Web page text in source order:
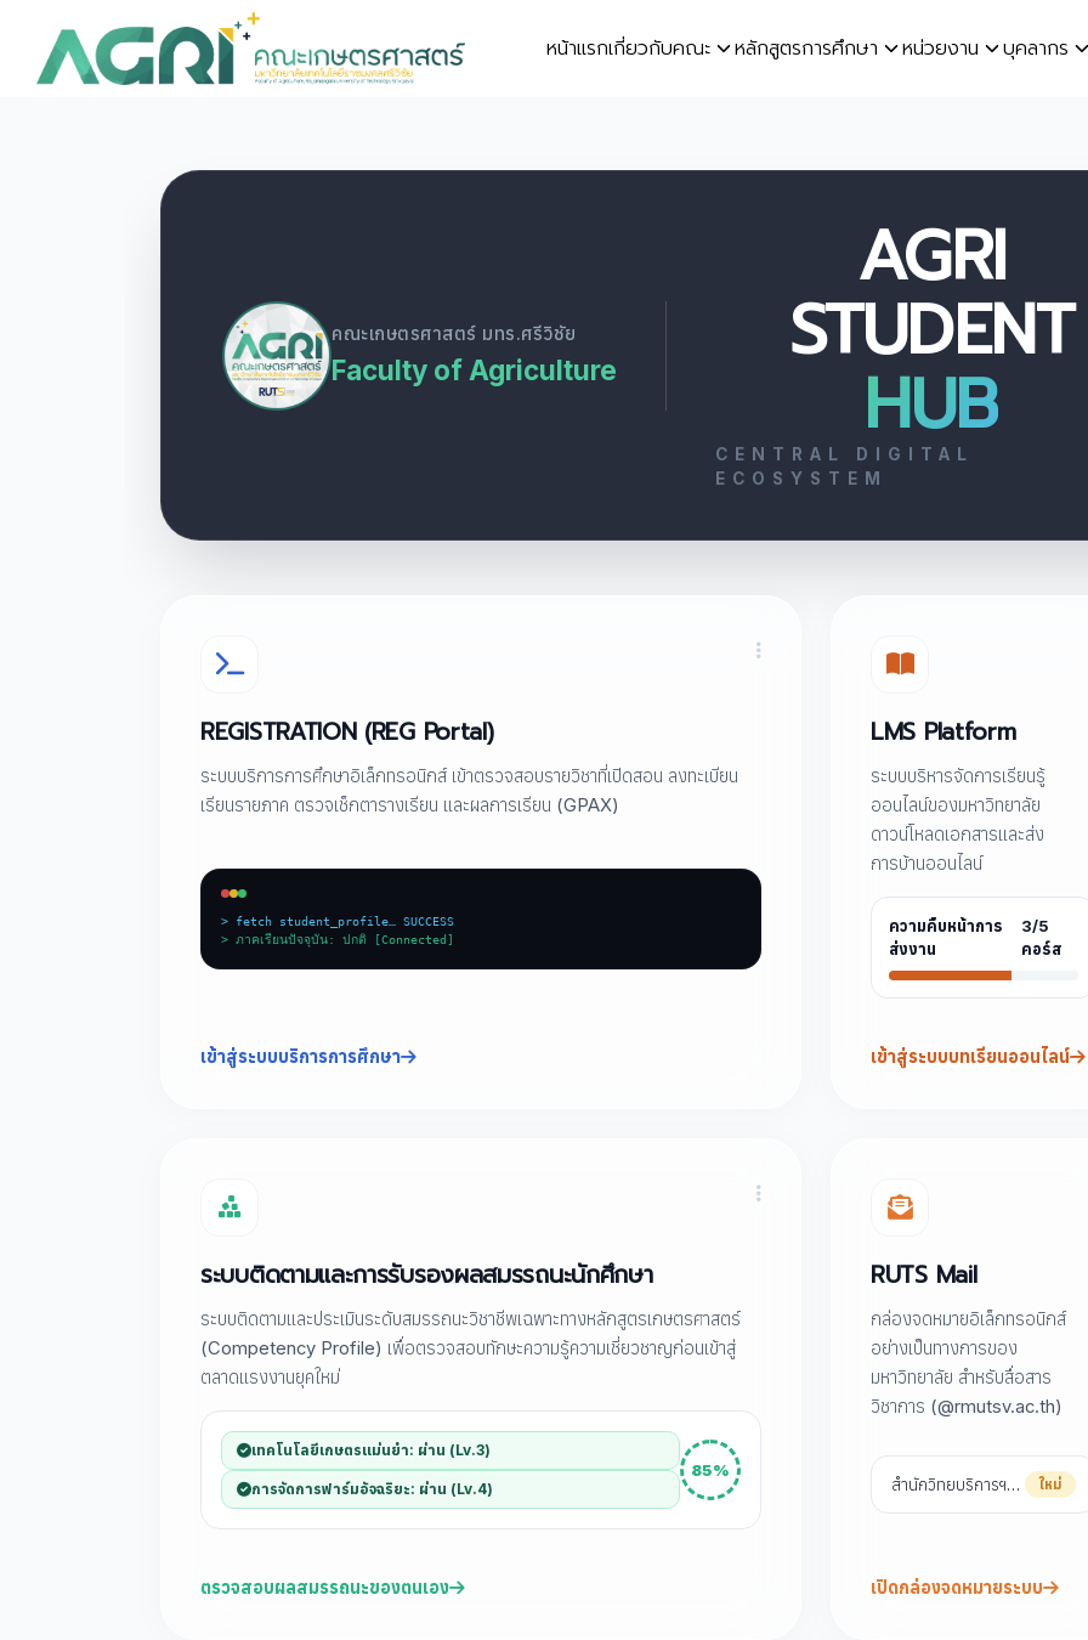
content
หน้าแรกเกี่ยวกับคณะ หลักสูตรการศึกษา หน่วยงาน บุคลากร
คณะเกษตรศาสตร์ มทร.ศรีวิชัย
Faculty of Agriculture
AGRI
STUDENT
HUB
CENTRAL DIGITAL
ECOSYSTEM
REGISTRATION (REG Portal)
ระบบบริการการศึกษาอิเล็กทรอนิกส์ เข้าตรวจสอบรายวิชาที่เปิดสอน ลงทะเบียน
เรียนรายภาค ตรวจเช็กตารางเรียน และผลการเรียน (GPAX)
> fetch student_profile… SUCCESS
> ภาคเรียนปัจจุบัน: ปกติ [Connected]
เข้าสู่ระบบบริการการศึกษา
LMS Platform
ระบบบริหารจัดการเรียนรู้
ออนไลน์ของมหาวิทยาลัย
ดาวน์โหลดเอกสารและส่ง
การบ้านออนไลน์
ความคืบหน้าการ
ส่งงาน
3/5
คอร์ส
เข้าสู่ระบบบทเรียนออนไลน์
ระบบติดตามและการรับรองผลสมรรถนะนักศึกษา
ระบบติดตามและประเมินระดับสมรรถนะวิชาชีพเฉพาะทางหลักสูตรเกษตรศาสตร์
(Competency Profile) เพื่อตรวจสอบทักษะความรู้ความเชี่ยวชาญก่อนเข้าสู่
ตลาดแรงงานยุคใหม่
เทคโนโลยีเกษตรแม่นยำ: ผ่าน (Lv.3)
การจัดการฟาร์มอัจฉริยะ: ผ่าน (Lv.4)
85%
ตรวจสอบผลสมรรถนะของตนเอง
RUTS Mail
กล่องจดหมายอิเล็กทรอนิกส์
อย่างเป็นทางการของ
มหาวิทยาลัย สำหรับสื่อสาร
วิชาการ (@rmutsv.ac.th)
สำนักวิทยบริการฯ… ใหม่
เปิดกล่องจดหมายระบบ